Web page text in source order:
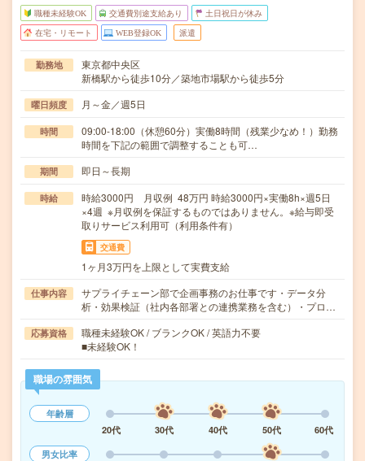
職種未経験OK 交通費別途支給あり 土日祝日が休み
在宅・リモート WEB登録OK 派遣
勤務地
東京都中央区
新橋駅から徒歩10分／築地市場駅から徒歩5分
曜日頻度 月～金／週5日
時間
09:00-18:00（休憩60分）実働8時間（残業少なめ！）勤務
時間を下記の範囲で調整することも可…
期間 即日～長期
時給
時給3000円 月収例 48万円 時給3000円×実働8h×週5日
×4週 ※月収例を保証するものではありません。※給与即受
取りサービス利用可（利用条件有）
交通費
1ヶ月3万円を上限として実費支給
仕事内容
サプライチェーン部で企画事務のお仕事です・データ分
析・効果検証（社内各部署との連携業務を含む）・プロ…
応募資格
職種未経験OK / ブランクOK / 英語力不要
■未経験OK！
職場の雰囲気
年齢層
20代
30代 40代 50代
60代
男女比率